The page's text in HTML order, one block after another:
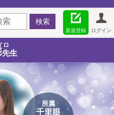
ログイン
新規登録
ロ
先生
所属
千里眼